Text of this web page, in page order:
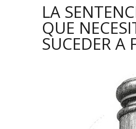
LA
QUE
SUCEDER A